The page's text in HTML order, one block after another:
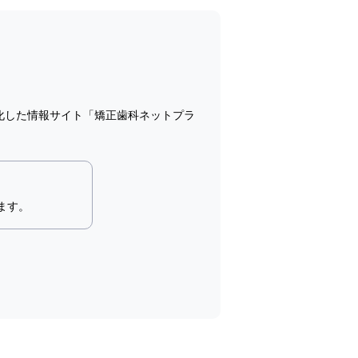
た情報サイト「矯正歯科ネットプラ
。